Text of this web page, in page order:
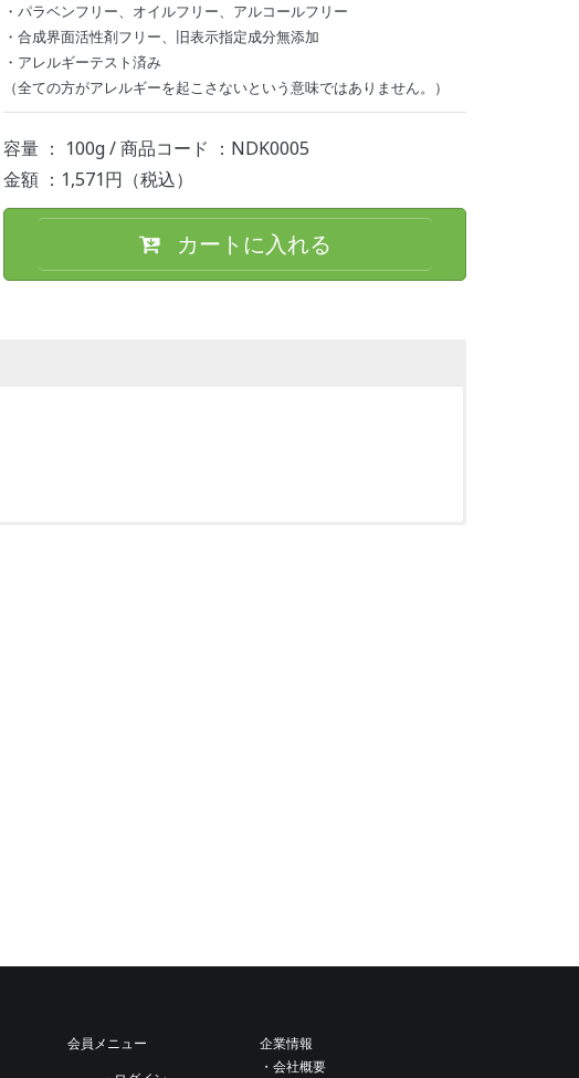
・パラベンフリー、オイルフリー、アルコールフリー
・合成界面活性剤フリー、旧表示指定成分無添加
・アレルギーテスト済み
（全ての方がアレルギーを起こさないという意味ではありません。）
容量 ： 100g / 商品コード ：NDK0005
金額 ：1,571円（税込）
カートに入れる
会員メニュー
企業情報
・会社概要